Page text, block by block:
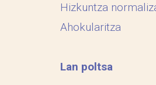
Hizkuntza
Ahokularitza
Lan poltsa